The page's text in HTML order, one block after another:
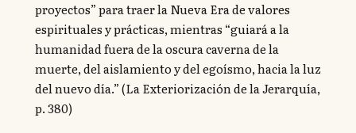
proyectos” para traer la Nueva Era de valores
espirituales y prácticas, mientras “guiará a la
humanidad fuera de la oscura caverna de la
muerte, del aislamiento y del egoísmo, hacia la luz
del nuevo día.” (La Exteriorización de la Jerarquía,
p. 380)